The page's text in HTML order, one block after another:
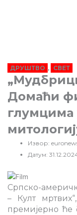
ДРУШТВО , СВЕТ
Домаћи
глумцима
Извор:
Датум:
Српско-
– Култ
премијерно ће